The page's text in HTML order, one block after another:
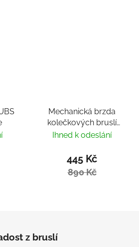
Mechanická brzda
kolečkových bruslí
HiBrake
Ihned k odeslání
445 Kč
890 Kč
z bruslí